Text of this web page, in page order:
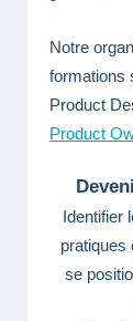
Notre
formations
Product
Product
Identifier
pratiques
se